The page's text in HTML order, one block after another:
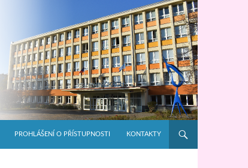
PROHLÁŠENÍ O PŘÍSTUPNOSTI KONTAKTY